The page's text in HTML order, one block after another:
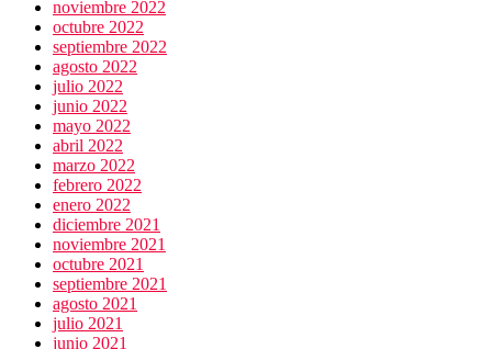
noviembre 2022
octubre 2022
septiembre 2022
agosto 2022
julio 2022
junio 2022
mayo 2022
abril 2022
marzo 2022
febrero 2022
enero 2022
diciembre 2021
noviembre 2021
octubre 2021
septiembre 2021
agosto 2021
julio 2021
junio 2021